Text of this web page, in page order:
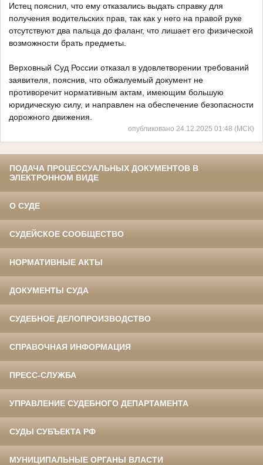
Истец пояснил, что ему отказались выдать справку для
получения водительских прав, так как у него на правой руке
отсутствуют два пальца до фаланг, что лишает его физической
возможности брать предметы.
Верховный Суд России отказал в удовлетворении требований
заявителя, пояснив, что обжалуемый документ не
противоречит нормативным актам, имеющим большую
юридическую силу, и направлен на обеспечение безопасности
дорожного движения.
опубликовано 24.12.2025 01:48 (МСК)
ПОДАЧА ПРОЦЕССУАЛЬНЫХ ДОКУМЕНТОВ В
ЭЛЕКТРОННОМ ВИДЕ
О СУДЕ
СУДЕЙСКОЕ СООБЩЕСТВО
НОРМАТИВНЫЕ АКТЫ
ДОКУМЕНТЫ СУДА
СУДЕБНОЕ ДЕЛОПРОИЗВОДСТВО
СПРАВОЧНАЯ ИНФОРМАЦИЯ
ПРЕСС-СЛУЖБА
УПРАВЛЕНИЕ СУДЕБНОГО ДЕПАРТАМЕНТА
СУДЫ СУБЪЕКТА РФ
МУНИЦИПАЛЬНЫЕ ОРГАНЫ ВЛАСТИ